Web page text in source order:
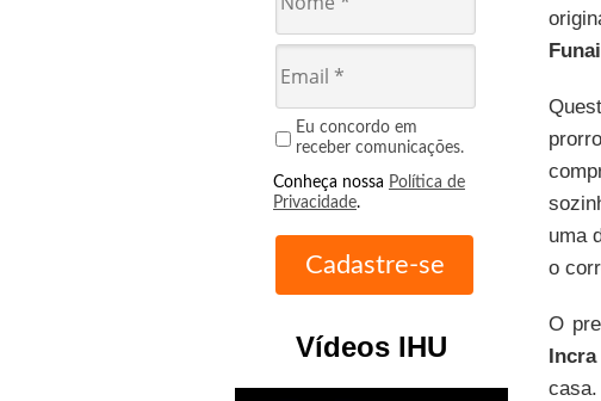
Eu concordo em
receber comunicações.
Conheça nossa Política de
Privacidade.
Vídeos IHU
uma
o
O
Incra